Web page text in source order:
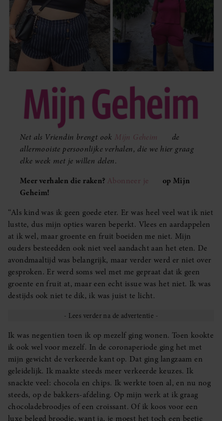
Net als Vriendin brengt ook Mijn Geheim
de
allermooiste persoonlijke verhalen, die we hier graag
elke week met je willen delen.
Meer verhalen die raken? Abonneer je
op Mijn
Geheim!
‘‘Als kind was ik geen goede eter. Er was heel veel wat ik niet
lustte, dus mijn opties waren beperkt. Vlees en aardappelen
at ik wel, maar groente en fruit boeiden me niet. Mijn
ouders besteedden ook niet veel aandacht aan het eten. De
avondmaaltijd was belangrijk, maar verder werd er niet over
gesproken. Er werd soms wel met me gepraat dat ik geen
groente en fruit at, maar een echt issue was het niet. Ik was
destijds ook niet te dik, ik was juist te licht.
Ik was negentien toen ik op mezelf ging wonen. Toen kookte
ik ook wel voor mezelf. In de coronaperiode ging het met
mijn gewicht de verkeerde kant op. Dat ging langzaam en
geleidelijk. Ik maakte steeds meer verkeerde keuzes. Ik
snackte veel: chocola en chips. Ik werkte toen al, en nu nog
steeds, op de bakkers-afdeling. Op mijn werk at ik graag
chocoladebroodjes of een croissant. Of ik koos voor een
luxe belegd broodje, want ja, je moest het toch een beetje